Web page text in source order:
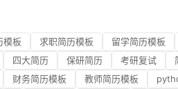
模板 求职简历模板 留学简历模板
四大简历 保研简历 考研复试
财务简历模板 教师简历模板